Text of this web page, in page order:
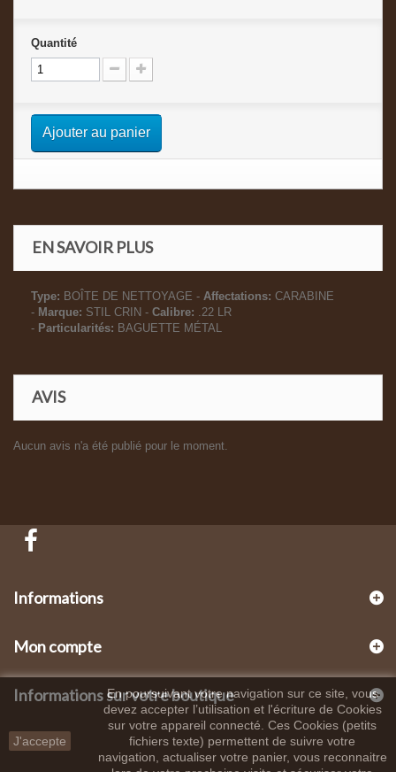
Quantité
Ajouter au panier
EN SAVOIR PLUS
Type: BOÎTE DE NETTOYAGE - Affectations: CARABINE
- Marque: STIL CRIN - Calibre: .22 LR
- Particularités: BAGUETTE MÉTAL
AVIS
Aucun avis n'a été publié pour le moment.
Informations
Mon compte
Informations sur votre boutique
J'accepte
En poursuivant votre navigation sur ce site, vous
devez accepter l’utilisation et l'écriture de Cookies
sur votre appareil connecté. Ces Cookies (petits
fichiers texte) permettent de suivre votre
navigation, actualiser votre panier, vous reconnaitre